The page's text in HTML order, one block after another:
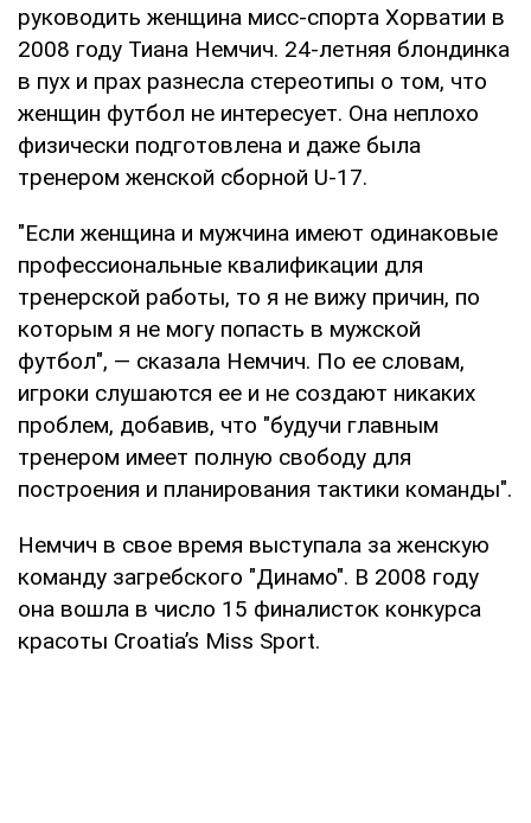
руководить женщина мисс-спорта Хорватии в
2008 году Тиана Немчич. 24-летняя блондинка
в пух и прах разнесла стереотипы о том, что
женщин футбол не интересует. Она неплохо
физически подготовлена и даже была
тренером женской сборной U-17.
"Если женщина и мужчина имеют одинаковые
профессиональные квалификации для
тренерской работы, то я не вижу причин, по
которым я не могу попасть в мужской
футбол", — сказала Немчич. По ее словам,
игроки слушаются ее и не создают никаких
проблем, добавив, что "будучи главным
тренером имеет полную свободу для
построения и планирования тактики команды".
Немчич в свое время выступала за женскую
команду загребского "Динамо". В 2008 году
она вошла в число 15 финалисток конкурса
красоты Croatia’s Miss Sport.